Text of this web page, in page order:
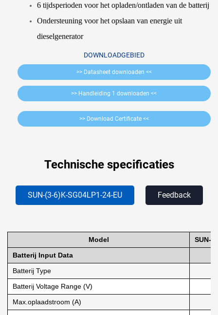
6 tijdsperioden voor het opladen/ontladen van de batterij
Ondersteuning voor het opslaan van energie uit
dieselgenerator
DOWNLOADGEBIED
>> Datasheet downloaden <<
>> Handleiding 1 downloaden <<
>> Download Certificate <<
Technische specificaties
SUN-(3-6)K-SG04LP1-24-EU Feedback
Model
SUN-
Batterij Input Data
Batterij Type
Batterij Voltage Range (V)
Max.oplaadstroom (A)